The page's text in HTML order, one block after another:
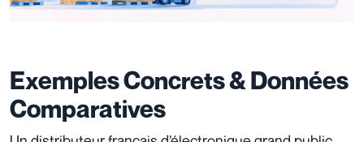
Exemples Concrets & Données
Comparatives